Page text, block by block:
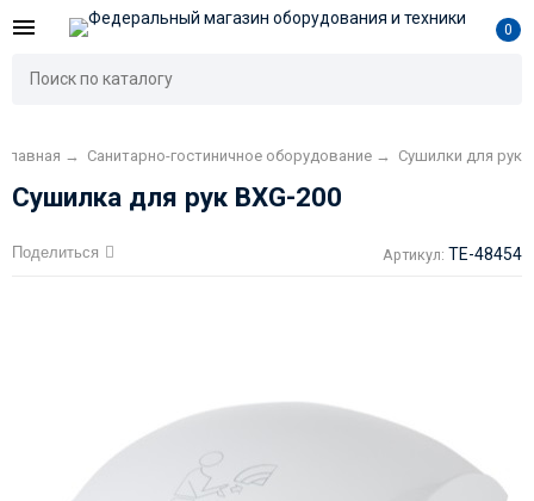
0
Главная → Санитарно-гостиничное оборудование → Сушилки для рук
Сушилка для рук BXG-200
Поделиться Артикул: TE-48454